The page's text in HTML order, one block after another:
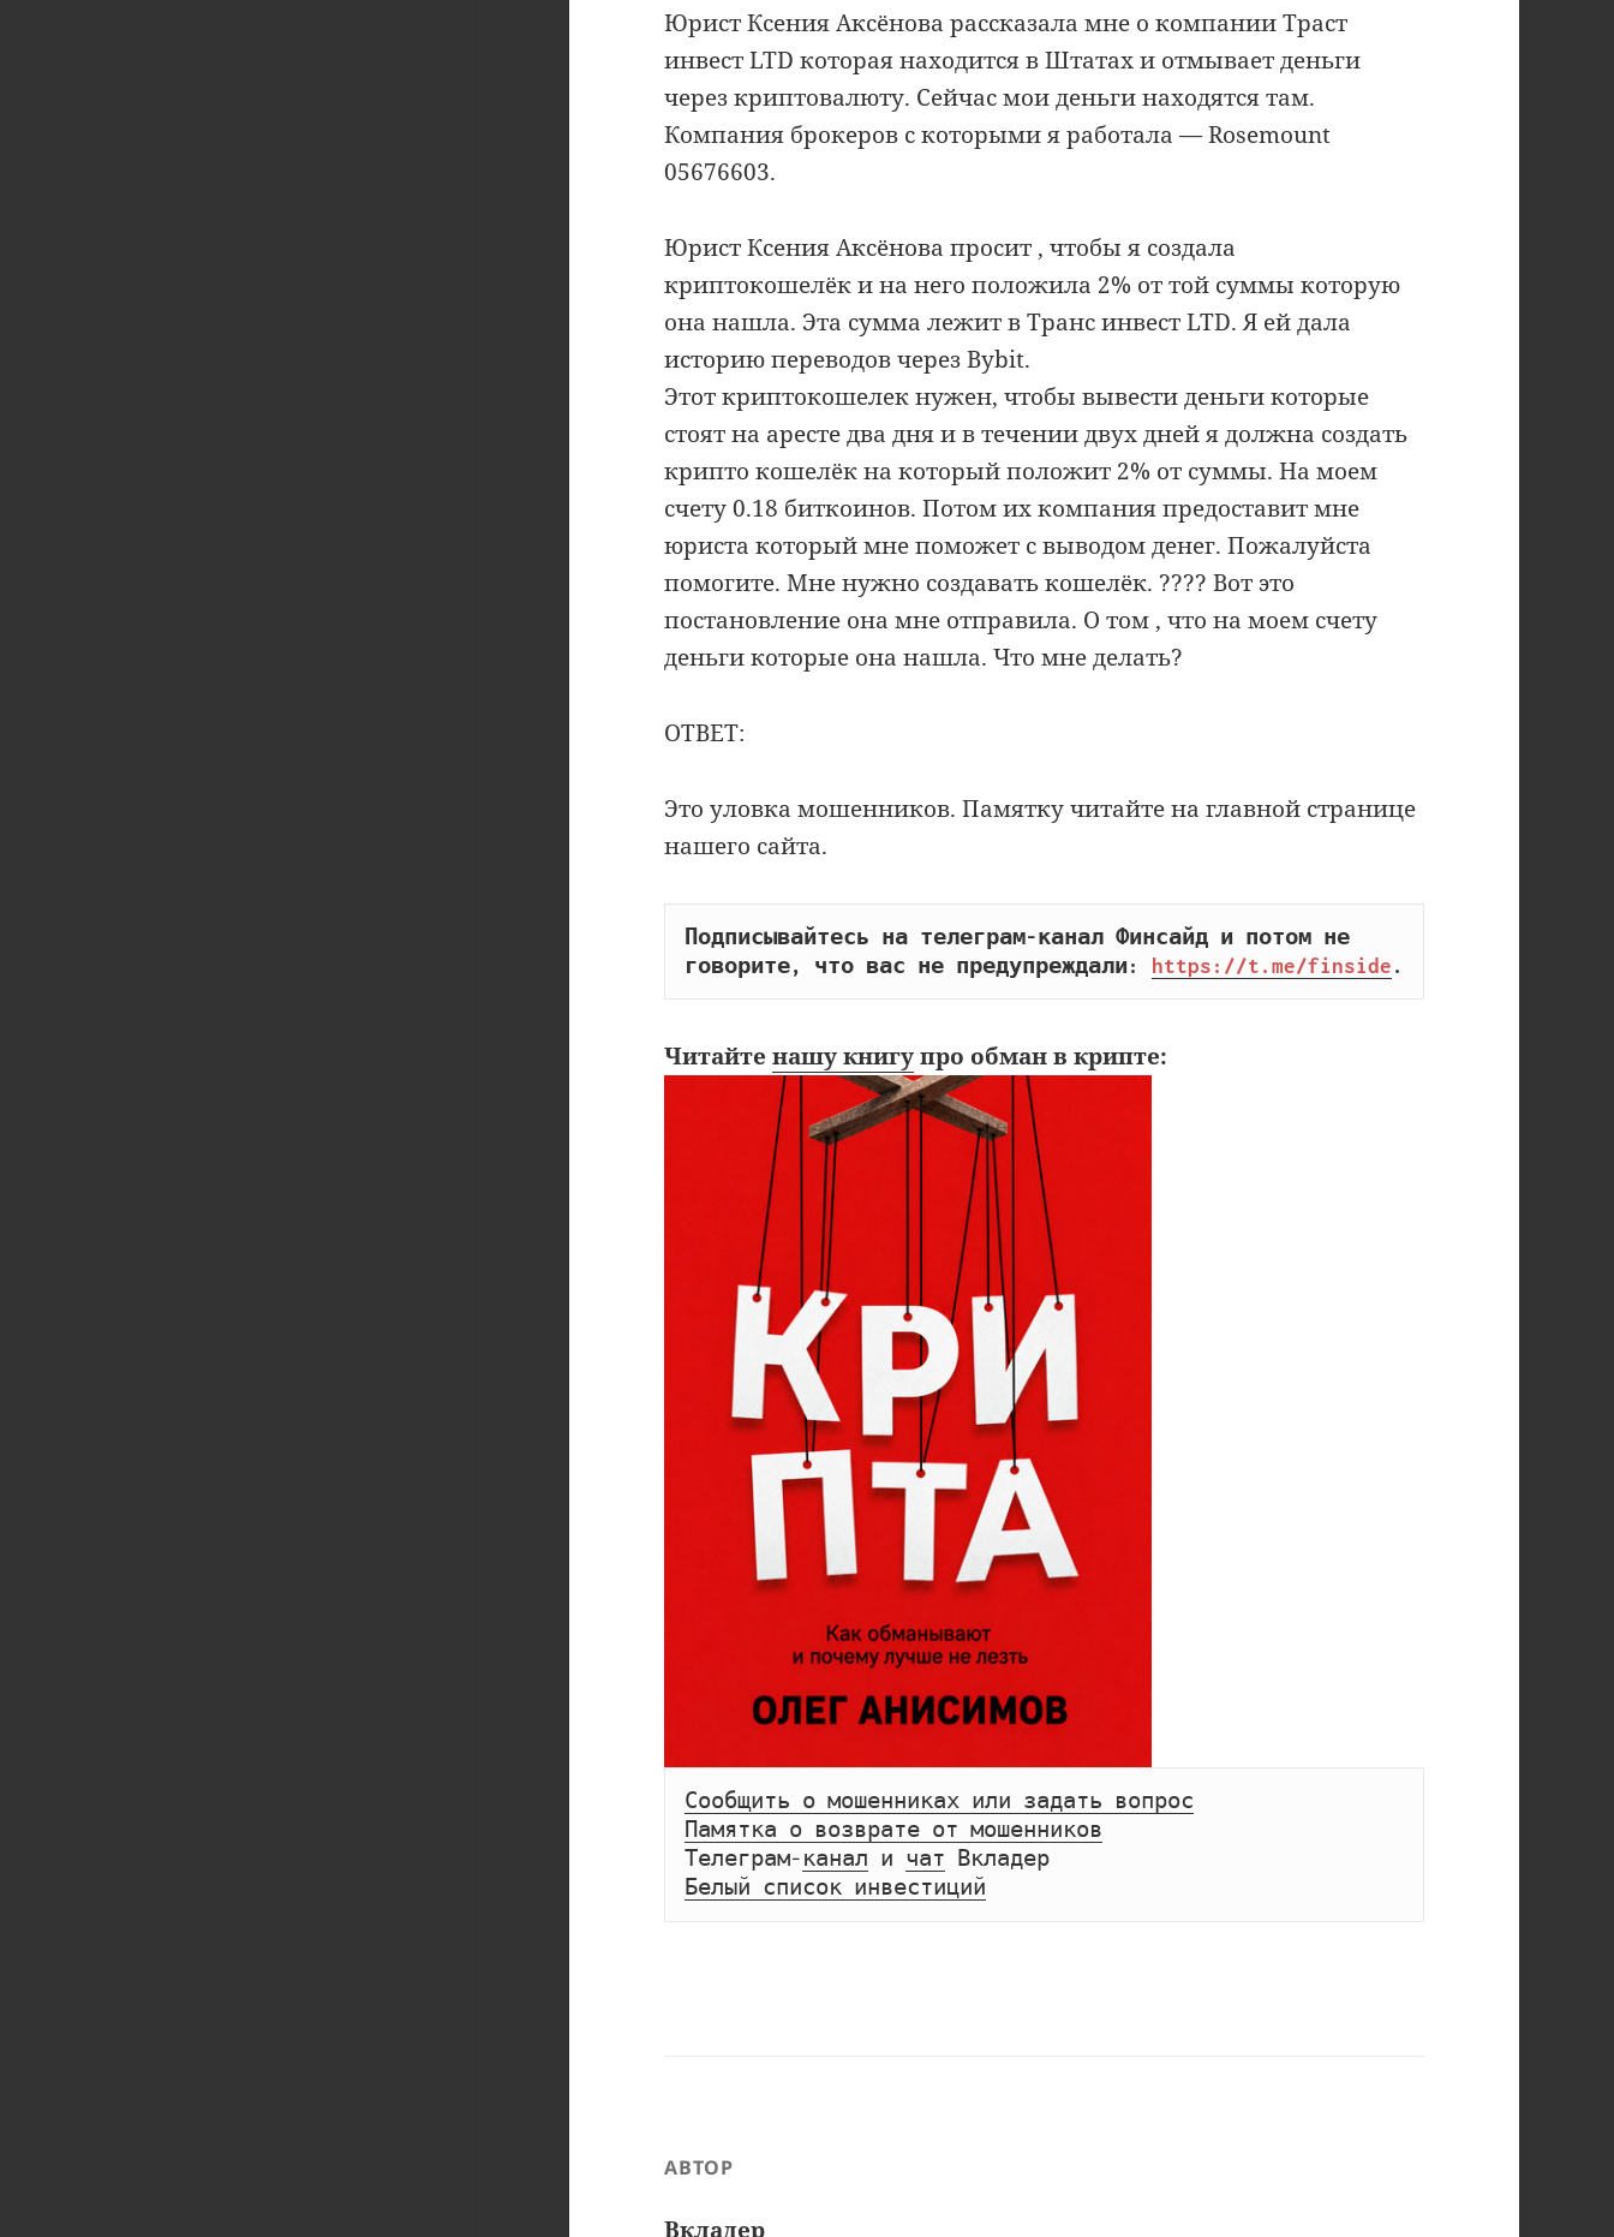
Юрист Ксения Аксёнова рассказала мне о компании Траст
инвест LTD которая находится в Штатах и отмывает деньги
через криптовалюту. Сейчас мои деньги находятся там.
Компания брокеров с которыми я работала — Rosemount
05676603.
Юрист Ксения Аксёнова просит , чтобы я создала
криптокошелёк и на него положила 2% от той суммы которую
она нашла. Эта сумма лежит в Транс инвест LTD. Я ей дала
историю переводов через Bybit.
Этот криптокошелек нужен, чтобы вывести деньги которые
стоят на аресте два дня и в течении двух дней я должна создать
крипто кошелёк на который положит 2% от суммы. На моем
счету 0.18 биткоинов. Потом их компания предоставит мне
юриста который мне поможет с выводом денег. Пожалуйста
помогите. Мне нужно создавать кошелёк. ???? Вот это
постановление она мне отправила. О том , что на моем счету
деньги которые она нашла. Что мне делать?
ОТВЕТ:
Это уловка мошенников. Памятку читайте на главной странице
нашего сайта.
Подписывайтесь на телеграм-канал Финсайд и потом не
говорите, что вас не предупреждали:
https://t.me/finside .
Читайтенашу книгупро обман в крипте:
Сообщить о мошенниках или задать вопрос
Памятка о возврате от мошенников
Телеграм- канал и чат
Вкладер
Белый список инвестиций
АВТОР
Вкладер